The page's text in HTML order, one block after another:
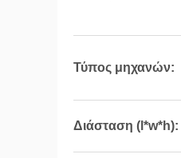
Τύπος μηχανών:
Διάσταση (l*w*h):